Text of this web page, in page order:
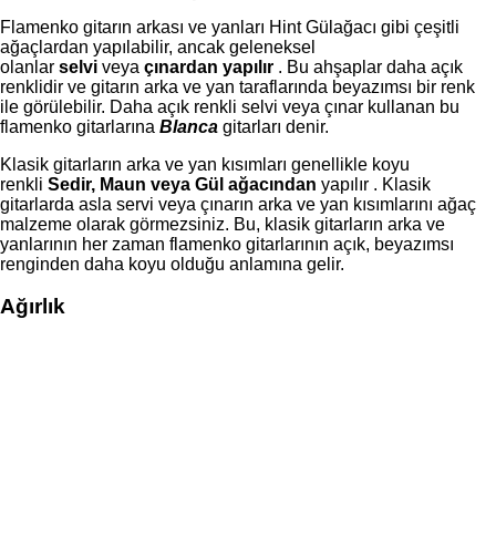
Flamenko gitarın arkası ve yanları Hint Gülağacı gibi çeşitli
ağaçlardan yapılabilir, ancak geleneksel
olanlar selvi veya çınardan yapılır . Bu ahşaplar daha açık
renklidir ve gitarın arka ve yan taraflarında beyazımsı bir renk
ile görülebilir. Daha açık renkli selvi veya çınar kullanan bu
flamenko gitarlarına Blanca gitarları denir.
Klasik gitarların arka ve yan kısımları genellikle koyu
renkli Sedir, Maun veya Gül ağacından yapılır . Klasik
gitarlarda asla servi veya çınarın arka ve yan kısımlarını ağaç
malzeme olarak görmezsiniz. Bu, klasik gitarların arka ve
yanlarının her zaman flamenko gitarlarının açık, beyazımsı
renginden daha koyu olduğu anlamına gelir.
Ağırlık